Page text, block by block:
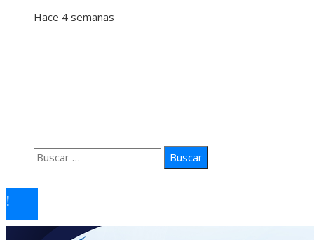
Hace 4 semanas
Buscar: